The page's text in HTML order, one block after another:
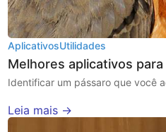
AplicativosUtilidades
Melhores aplicativos
Identificar um pássaro que você
Leia mais →